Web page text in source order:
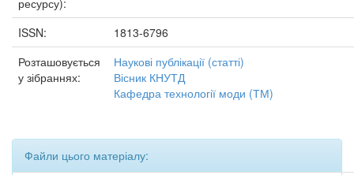
ресурсу):
ISSN:
1813-6796
Розташовується
у зібраннях:
Наукові публікації (статті)
Вісник КНУТД
Кафедра технології моди (ТМ)
Файли цього матеріалу: